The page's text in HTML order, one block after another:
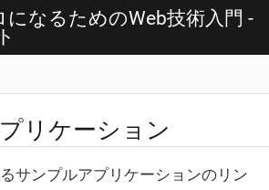
になるためのWeb技術入門 -
リケーション
サンプルアプリケーションのリン